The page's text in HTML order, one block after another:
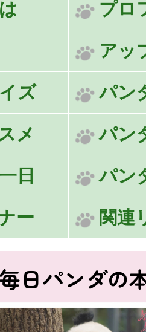
プロ
アッ
ズ パン
メ パン
日 パン
ー 関連
毎日パンダの